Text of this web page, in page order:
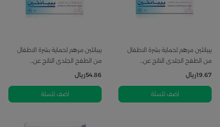
بيبانثين مرهم لحماية بشرة الاطفال
من الطفح الجلدى الناتج عن...
19.67ريال
اضف للسلة
بيبانثين مرهم لحماية بشرة الاطفال
من الطفح الجلدى الناتج عن...
54.86ريال
اضف للسلة